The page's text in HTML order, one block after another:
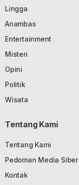
Lingga
Anambas
Entertainment
Misteri
Opini
Politik
Wisata
Tentang Kami
Tentang Kami
Pedoman Media Siber
Kontak